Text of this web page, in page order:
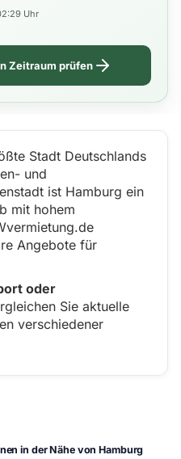
Uhr
Zeitraum prüfen
Stadt Deutschlands
und
ist Hamburg ein
mit hohem
Angebote für
oder
Sie aktuelle
verschiedener
in der Nähe von Hamburg